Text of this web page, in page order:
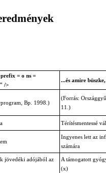
= o ns =
/>
...és amire
Bp. 1998.)
(Forrás:
11.)
Térítésmentessé
Ingyenes lett az
számára
jövedéki adójából az
A támogatott
(x)